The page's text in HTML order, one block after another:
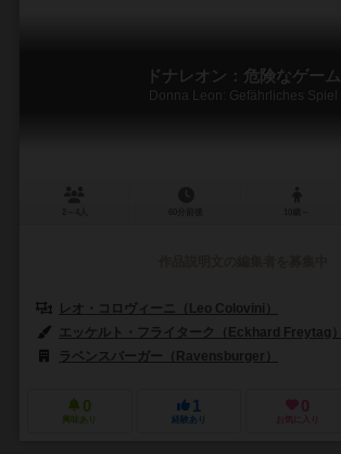
ドナレオン：危険なゲーム
Donna Leon: Gefährliches Spiel
レオ・コロヴィーニ（Leo Colovini）
エッケルト・フライターク（Eckhard Freytag）
ラベンスバーガー（Ravensburger）
0
興味あり
1
経験あり
0
お気に入り